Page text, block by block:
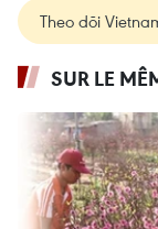
Theo dõi
SUR LE